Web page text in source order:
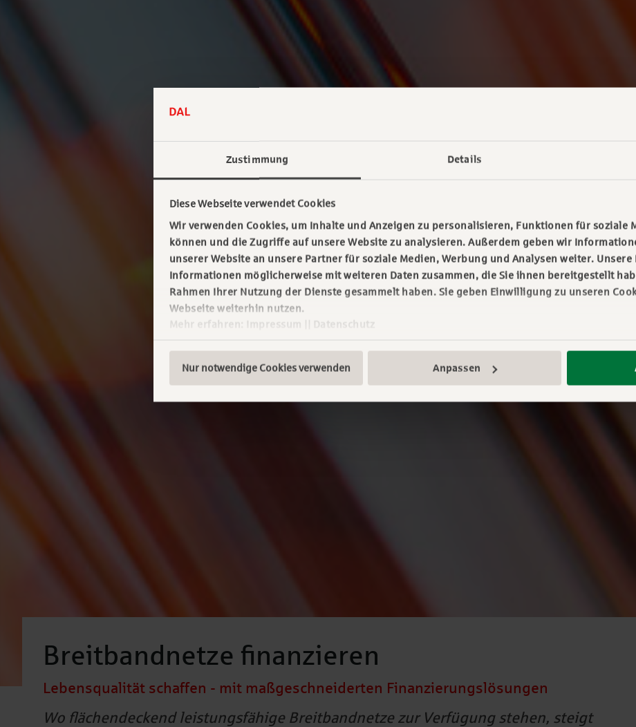
Zustimmung Details
Diese Webseite verwendet Cookies
Wir verwenden Cookies, um Inhalte und Anzeigen zu personalisieren, Funktionen für soziale
können und die Zugriffe auf unsere Website zu analysieren. Außerdem geben wir
unserer Website an unsere Partner für soziale Medien, Werbung und Analysen weiter.
Informationen möglicherweise mit weiteren Daten zusammen, die Sie ihnen bereitgestellt
Rahmen Ihrer Nutzung der Dienste gesammelt haben. Sie geben Einwilligung zu unseren
Webseite weiterhin nutzen.
Mehr erfahren:
Impressum Datenschutz
Nur notwendige Cookies verwenden Anpassen
Breitbandnetze finanzieren
Lebensqualität schaffen - mit maßgeschneiderten Finanzierungslösungen
Wo flächendeckend leistungsfähige Breitbandnetze zur Verfügung stehen, steigt